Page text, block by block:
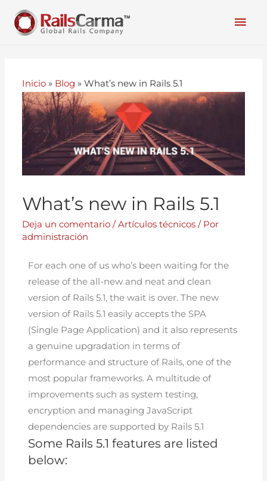
Inicio » Blog »What’s new in Rails 5.1
What’s new in Rails 5.1
Deja un comentario /Artículos técnicos / Por
administración
For each one of us who’s been waiting for the
release of the all-new and neat and clean
version of Rails 5.1, the wait is over. The new
version of Rails 5.1 easily accepts the SPA
(Single Page Application) and it also represents
a genuine upgradation in terms of
performance and structure of Rails, one of the
most popular frameworks. A multitude of
improvements such as system testing,
encryption and managing JavaScript
dependencies are supported by Rails 5.1
Some Rails 5.1 features are listed
below: